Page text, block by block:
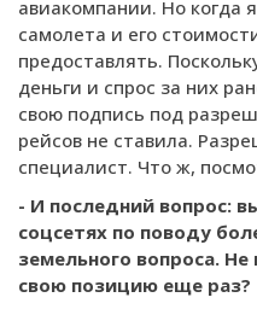
авиакомпании. Но когда
самолета и его
предоставлять.
деньги и спрос за них
свою подпись под
рейсов не ставила.
специалист. Что ж,
- И последний вопрос:
соцсетях по поводу
земельного вопроса.
свою позицию еще раз?